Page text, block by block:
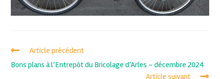
Article précédent
Bons plans à l’Entrepôt du Bricolage d’Arles – décembre 2024
Article suivant